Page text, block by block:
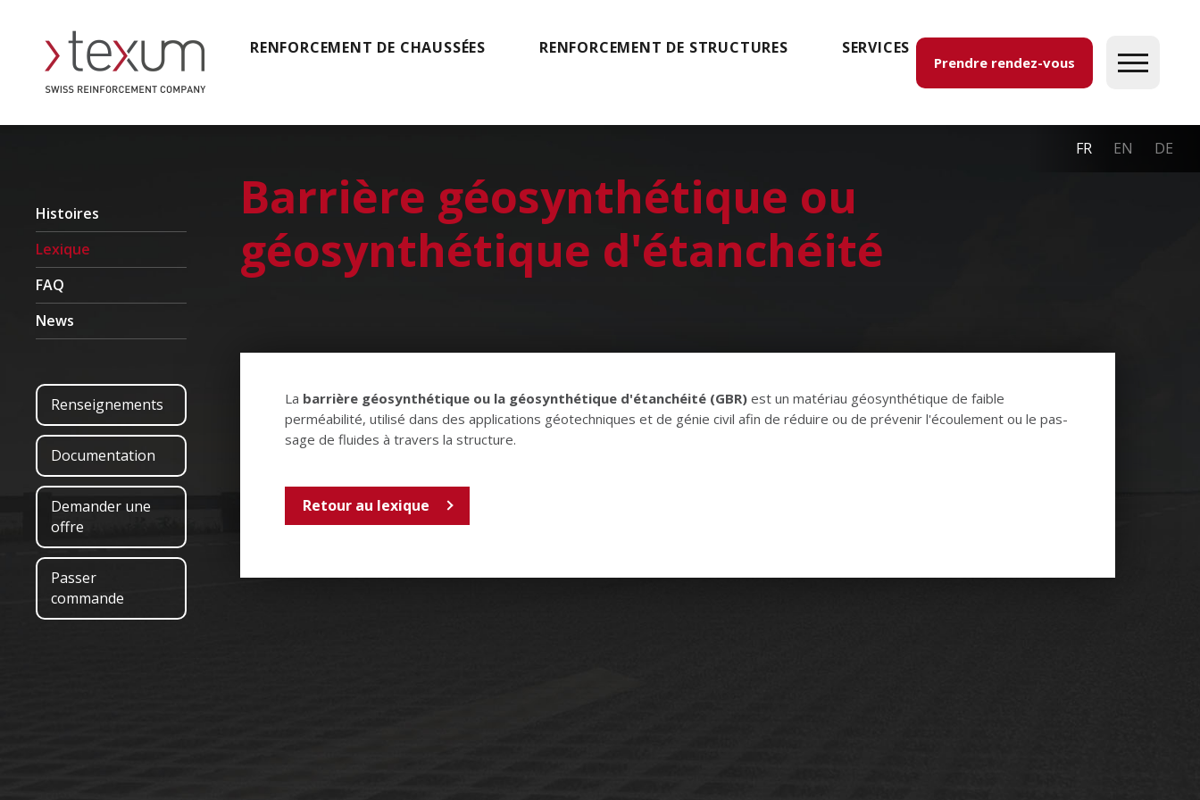
Prendre rendez-vous
FR EN DE
RENFORCEMENT DE CHAUSSÉES RENFORCEMENT DE STRUCTURES SERVICES
Histoires
Lexique
FAQ
News
Renseignements
Documentation
Demander une
offre
Passer
commande
Barrière géosynthétique ou
géosynthétique d'étanchéité
La barrière géosynthétique ou la géosynthétique d'étanchéité (GBR)est un matériau géosynthétique de faible
perméabilité, utilisé dans des applications géotechniques et de génie civil afin de réduire ou de prévenir l'écoulement ou le pas­
sage de fluides à travers la structure.
Retour au lexique